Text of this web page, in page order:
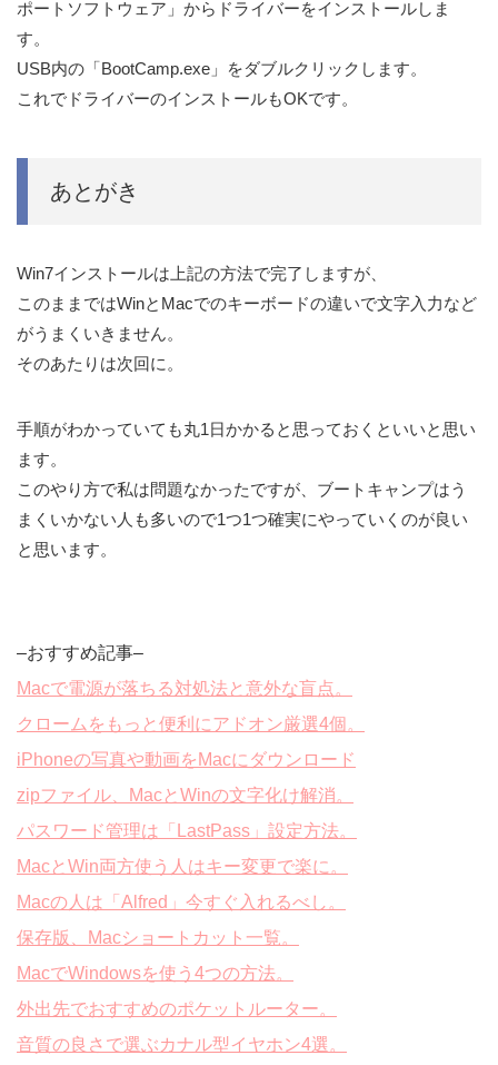
ポートソフトウェア」からドライバーをインストールしま
す。
USB内の「BootCamp.exe」をダブルクリックします。
これでドライバーのインストールもOKです。
あとがき
Win7インストールは上記の方法で完了しますが、
このままではWinとMacでのキーボードの違いで文字入力など
がうまくいきません。
そのあたりは次回に。
手順がわかっていても丸1日かかると思っておくといいと思い
ます。
このやり方で私は問題なかったですが、ブートキャンプはう
まくいかない人も多いので1つ1つ確実にやっていくのが良い
と思います。
–おすすめ記事–
Macで電源が落ちる対処法と意外な盲点。
クロームをもっと便利にアドオン厳選4個。
iPhoneの写真や動画をMacにダウンロード
zipファイル、MacとWinの文字化け解消。
パスワード管理は「LastPass」設定方法。
MacとWin両方使う人はキー変更で楽に。
Macの人は「Alfred」今すぐ入れるべし。
保存版、Macショートカット一覧。
MacでWindowsを使う4つの方法。
外出先でおすすめのポケットルーター。
音質の良さで選ぶカナル型イヤホン4選。